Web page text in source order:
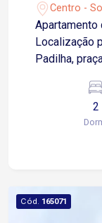
Centro -
Apartamento
Localização
Padilha,
dormitórios,
social,
possui vaga
2
Cód. 165071